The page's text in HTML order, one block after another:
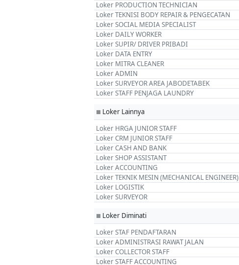
Loker PRODUCTION TECHNICIAN
Loker TEKNISI BODY REPAIR & PENGECATAN
Loker SOCIAL MEDIA SPECIALIST
Loker DAILY WORKER
Loker SUPIR/ DRIVER PRIBADI
Loker DATA ENTRY
Loker MITRA CLEANER
Loker ADMIN
Loker SURVEYOR AREA JABODETABEK
Loker STAFF PENJAGA LAUNDRY
■ Loker Lainnya
Loker HRGA JUNIOR STAFF
Loker CRM JUNIOR STAFF
Loker CASH AND BANK
Loker SHOP ASSISTANT
Loker ACCOUNTING
Loker TEKNIK MESIN (MECHANICAL ENGINEER)
Loker LOGISTIK
Loker SURVEYOR
■ Loker Diminati
Loker STAF PENDAFTARAN
Loker ADMINISTRASI RAWAT JALAN
Loker COLLECTOR STAFF
Loker STAFF ACCOUNTING